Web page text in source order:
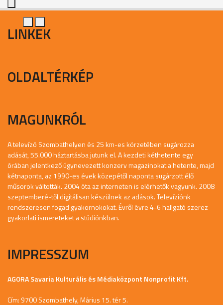
LINKEK
OLDALTÉRKÉP
MAGUNKRÓL
A televízó Szombathelyen és 25 km-es körzetében sugározza
adását, 55.000 háztartásba jutunk el. A kezdeti kéthetente egy
órában jelentkező úgynevezett konzerv magazinokat a hetente, majd
kétnaponta, az 1990-es évek közepétől naponta sugárzott élő
műsorok váltották. 2004 óta az interneten is elérhetők vagyunk. 2008
szeptemberé-től digitálisan készülnek az adások. Televíziónk
rendszeresen fogad gyakornokokat. Évről évre 4-6 hallgató szerez
gyakorlati ismereteket a stúdiónkban.
IMPRESSZUM
AGORA Savaria Kulturális és Médiaközpont Nonprofit Kft.
Cím: 9700 Szombathely, Márius 15. tér 5.